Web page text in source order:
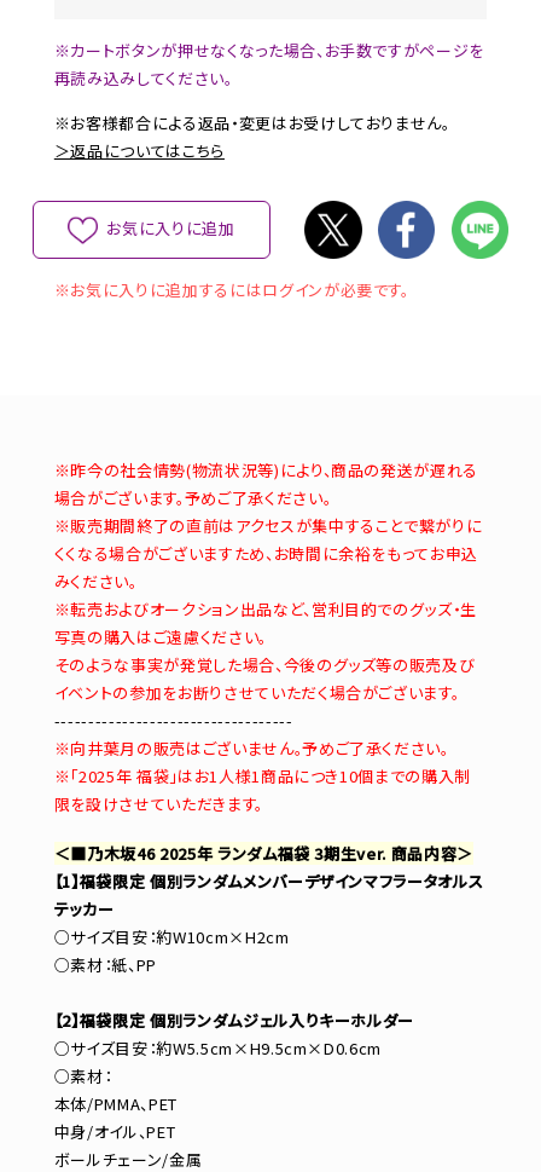
※カートボタンが押せなくなった場合、お手数ですがページを
再読み込みしてください。
※お客様都合による返品・変更はお受けしておりません。
＞返品についてはこちら
お気に入りに追加
※お気に入りに追加するにはログインが必要です。
※昨今の社会情勢(物流状況等)により、商品の発送が遅れる
場合がございます。予めご了承ください。
※販売期間終了の直前はアクセスが集中することで繋がりに
くくなる場合がございますため、お時間に余裕をもってお申込
みください。
※転売およびオークション出品など、営利目的でのグッズ・生
写真の購入はご遠慮ください。
そのような事実が発覚した場合、今後のグッズ等の販売及び
イベントの参加をお断りさせていただく場合がございます。
-----------------------------------
※向井葉月の販売はございません。予めご了承ください。
※「2025年 福袋」はお1人様1商品につき10個までの購入制
限を設けさせていただきます。
＜■乃木坂46 2025年 ランダム福袋 3期生ver. 商品内容＞
【1】福袋限定 個別ランダムメンバーデザインマフラータオルス
テッカー
○サイズ目安：約W10cm×H2cm
○素材：紙、PP
【2】福袋限定 個別ランダムジェル入りキーホルダー
○サイズ目安：約W5.5cm×H9.5cm×D0.6cm
○素材：
本体/PMMA、PET
中身/オイル、PET
ボールチェーン/金属